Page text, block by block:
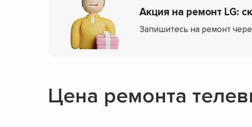
Акция на ремонт LG:
Запишитесь на ремонт
Цена ремонта